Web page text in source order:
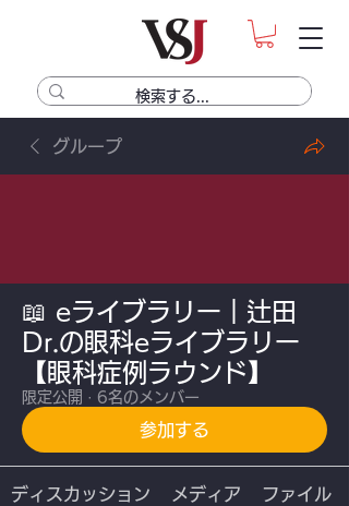
グループ
📖 eライブラリー｜辻田
Dr.の眼科eライブラリー
【眼科症例ラウンド】
限定公開 · 6名のメンバー
参加する
ディスカッション メディア ファイル